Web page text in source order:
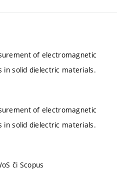
of electromagnetic
in solid dielectric materials.
of electromagnetic
in solid dielectric materials.
či Scopus